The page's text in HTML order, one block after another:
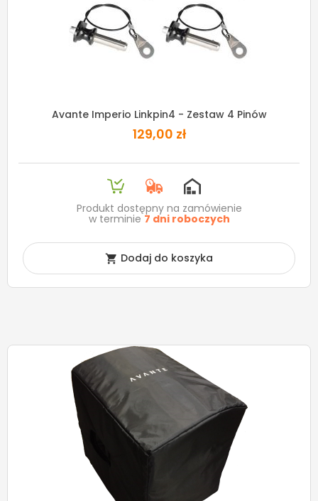
Avante Imperio Linkpin4 - Zestaw 4 Pinów
129,00 zł
Produkt dostępny na zamówienie
w terminie 7 dni roboczych
 Dodaj do koszyka